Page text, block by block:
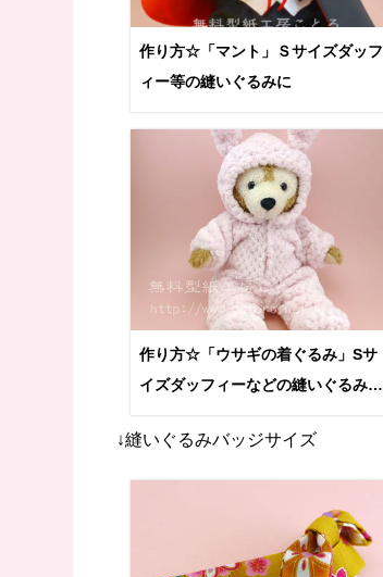
作り方☆「マント」Ｓサイズダッフ
ィー等の縫いぐるみに
作り方☆「ウサギの着ぐるみ」Sサ
イズダッフィーなどの縫いぐるみに
↓縫いぐるみバッジサイズ